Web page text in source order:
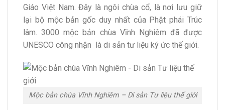
Giáo Việt Nam. Đây là ngôi chùa cổ, là nơi lưu giữ
lại bộ mộc bản gốc duy nhất của Phật phái Trúc
lâm. 3000 mộc bản chùa Vĩnh Nghiêm đã được
UNESCO công nhận là di sản tư liệu ký ức thế giới.
Mộc bản chùa Vĩnh Nghiêm – Di sản Tư liệu thế giới